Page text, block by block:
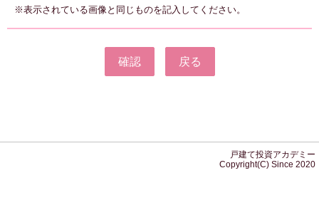
※表示されている画像と同じものを記入してください。
戸建て投資アカデミー
Copyright(C) Since 2020